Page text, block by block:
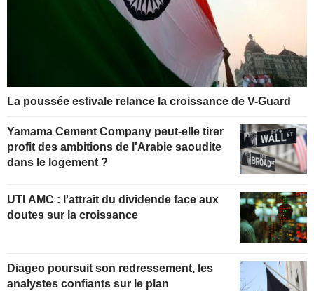
La poussée estivale relance la croissance de V-Guard
Yamama Cement Company peut-elle tirer
profit des ambitions de l'Arabie saoudite
dans le logement ?
UTI AMC : l'attrait du dividende face aux
doutes sur la croissance
Diageo poursuit son redressement, les
analystes confiants sur le plan